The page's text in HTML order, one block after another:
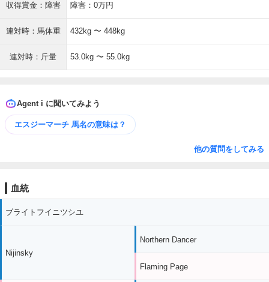
収得賞金：障害 障害：0万円
連対時：馬体重 432kg 〜 448kg
連対時：斤量 53.0kg 〜 55.0kg
Agent i に聞いてみよう
エスジーマーチ 馬名の意味は？
他の質問をしてみる
血統
ブライトフイニツシユ
Nijinsky
Northern Dancer
Flaming Page